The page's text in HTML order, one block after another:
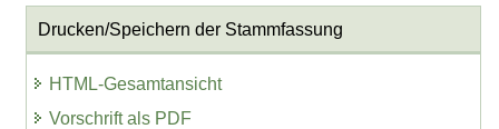
Drucken/Speichern der Stammfassung
HTML-Gesamtansicht
Vorschrift als PDF